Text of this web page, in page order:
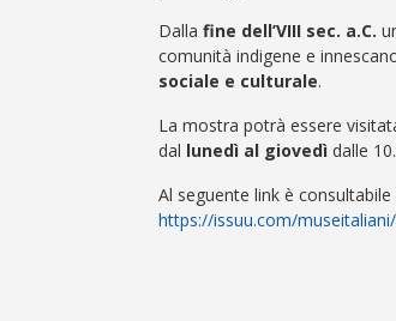
Dalla fine dell’VIII sec. a.C.
comunità indigene e
sociale e culturale.
La mostra potrà essere
dal lunedì al giovedì dalle
Al seguente link è consultabile
https://issuu.com/